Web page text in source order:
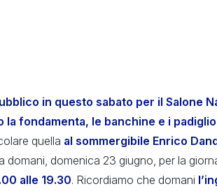
in questo sabato per il Salone
la fondamenta, le banchine e i
quella al sommergibile Enrico
domani, domenica 23 giugno, per la
alle 19.30. Ricordiamo che domani